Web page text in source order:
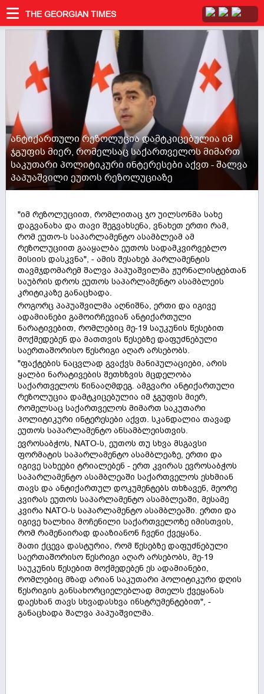
THE GEORGIAN TIMES
ანტიქართული რეზოლუცია დამტკიცებულია იმ
ჯგუფის მიერ, რომელსაც საქართველოს მიმართ
საკუთარი პოლიტიკური ინტერესები აქვთ - შალვა
პაპუაშვილი ეუთოს რეზოლუციაზე
"იმ რეზოლუციით, რომლითაც ჯო უილსონმა სახე
დაგვანახა და თავი შეგვახსენა, ვნახეთ ერთი რამ,
რომ ეუთო-ს საპარლამენტო ასამბლეამ ამ
რეზოლუციით გააყალბა ეუთოს სადამკვირვებლო
მისიის დასკვნა", - ამის შესახებ პარლამენტის
თავმჯდომარემ შალვა პაპუაშვილმა ჟურნალისტებთან
საუბრის დროს ეუთოს საპარლამენტო ასამბლეის
კრიტიკაზე განაცხადა.
როგორც პაპუაშვილმა აღნიშნა, ერთი და იგივე
ადამიანები გამოირჩევიან ანტიქართული
ნარატივებით, რომლებიც მე-19 საუკუნის წესებით
მოქმედებენ და მათთვის წესებზე დაფუძნებული
საერთაშორისო წესრიგი აღარ არსებობს.
"ფაქტების ნაცვლად გვაქვს მანიპულაციები, არის
ყალბი ნარატივების შეთხზვის მცდელობა
საქართველოს წინააღმდეგ. ამგვარი ანტიქართული
რეზოლუცია დამტკიცებულია იმ ჯგუფის მიერ,
რომელსაც საქართველოს მიმართ საკუთარი
პოლიტიკური ინტერესები აქვთ. სკანდალია თავად
ეუთოს საპარლამენტო ანსამბლეისთვის.
ევროსაბჭოს, NATO-ს, ეუთოს თუ სხვა მსგავსი
ფორმატის საპარლამენტო ასამბლეაზე, ერთი და
იგივე სახეები ტრიალებენ - ერთ კვირას ევროსაბჭოს
საპარლამენტო ასამბლეაში საქართველოს ესხმიან
თავს და ანტიქართულ დოკუმენტებს თხზავენ, მეორე
კვირას ეუთოს საპარლამენტო ასამბლეაში, მესამე
კვირა NATO-ს საპარლამენტო ასამბლეაში. ერთი და
იგივე ხალხია მოჩენილი საქართველოზე იმისთვის,
რომ რამენაირად დააზიანონ ჩვენი ქვეყანა.
მათი ქცევა დასტურია, რომ წესებზე დაფუძნებული
საერთაშორისო წესრიგი აღარ არსებობს, მე-19
საუკუნის წესებით მოქმედებენ ეს ადამიანები,
რომლებიც მზად არიან საკუთარი პოლიტიკური დღის
წესრიგის განსახორციელებლად მთელს ქვეყანას
დაესხან თავს სხვადასხვა ინსტრუმენტებით", -
განაცხადა შალვა პაპუაშვილმა.